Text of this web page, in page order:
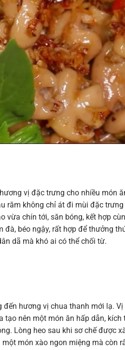
vị đặc trưng cho nhiều món
răm không chỉ át đi mùi đặc
vừa chín tới, săn bóng, kết hợp
béo ngậy, rất hợp để thưởng
dã mà khó ai có thể chối từ.
hương vị chua thanh mới lạ.
tạo nên một món ăn hấp dẫn,
Lòng heo sau khi sơ chế được
món xào ngon miệng mà còn